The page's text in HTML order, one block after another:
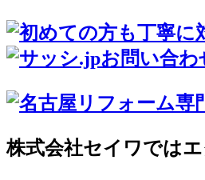
株式会社セイワでは